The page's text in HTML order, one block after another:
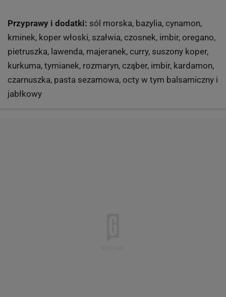
Przyprawy i dodatki: sól morska, bazylia, cynamon,
kminek, koper włoski, szałwia, czosnek, imbir, oregano,
pietruszka, lawenda, majeranek, curry, suszony koper,
kurkuma, tymianek, rozmaryn, cząber, imbir, kardamon,
czarnuszka, pasta sezamowa, octy w tym balsamiczny i
jabłkowy